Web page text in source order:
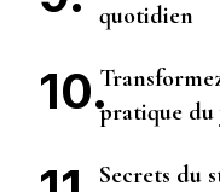
quotidien
pratique du
Secrets du